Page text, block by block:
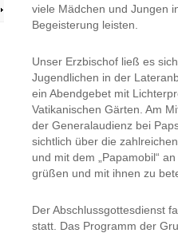
viele Mädchen und Jungen
Begeisterung leisten.
Unser Erzbischof ließ es
Jugendlichen in der
ein Abendgebet mit
Vatikanischen Gärten. Am
der Generalaudienz bei
sichtlich über die
und mit dem „Papamobil“
grüßen und mit ihnen zu
Der Abschlussgottesdienst
statt. Das Programm der